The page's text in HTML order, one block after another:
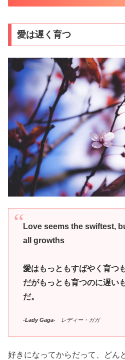
愛は遅く育つ
Love seems the swiftest,
all growths
愛はもっともすばやく育つ
だがもっとも育つのに遅い
だ。
-Lady Gaga-レディー・ガガ
好きになってからだって、どん